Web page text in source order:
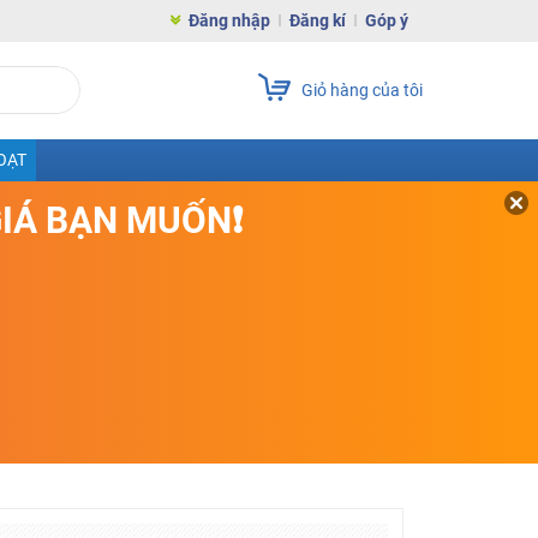
Đăng nhập Đăng kí Góp ý
Giỏ hàng của tôi
BẠN MUỐN❗